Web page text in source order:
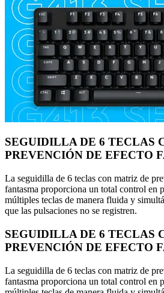
SEGUIDILLA DE 6 TECLAS
PREVENCIÓN DE EFECTO
La seguidilla de 6 teclas con matriz de
fantasma proporciona un total control en
múltiples teclas de manera fluida y
que las pulsaciones no se registren.
SEGUIDILLA DE 6 TECLAS
PREVENCIÓN DE EFECTO
La seguidilla de 6 teclas con matriz de
fantasma proporciona un total control en